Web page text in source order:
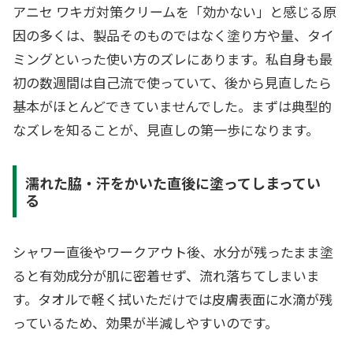
アニセ ワキガ対策クリームを「効かない」と感じる原
因の多くは、製品そのものではなく塗り方や量、タイ
ミングといった使い方のズレにあります。私自身も最
初の数週間は自己流で使っていて、後から見直したら
基本がほとんどできていませんでした。まずは典型的
なズレを知ることが、見直しの第一歩になります。
濡れた脇・汗をかいた直後に塗ってしまってい
る
シャワー直後やワークアウト後、水分が残ったまま塗
ると有効成分が肌に密着せず、流れ落ちてしまいま
す。タオルで軽く拭いただけでは皮膚表面に水滴が残
っているため、効果が半減しやすいのです。